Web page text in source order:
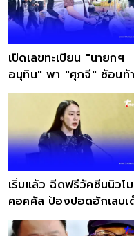
เปิดเลขทะเบียน "นายกฯ
อนุทิน" พา "ศุภจี" ซ้อนท้
รถพุ่มพวง
เริ่มแล้ว ฉีดฟรีวัคซีนนิวโม
คอคคัส ป้องปอดอักเสบเ
ไทย